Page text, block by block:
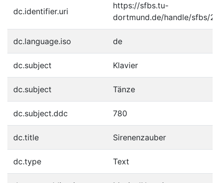
dc.identifier.uri
https://sfbs.tu-
dortmund.de/handle/sfbs/
dc.language.iso de
dc.subject Klavier
dc.subject Tänze
dc.subject.ddc 780
dc.title Sirenenzauber
dc.type Text